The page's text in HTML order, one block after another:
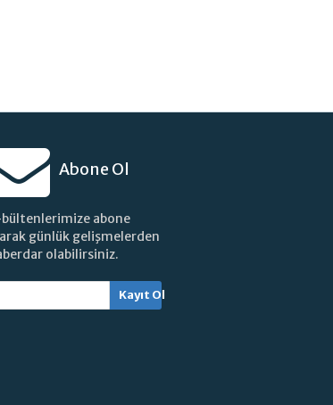
Abone Ol
abone
günlük gelişmelerden
olabilirsiniz.
Kayıt Ol